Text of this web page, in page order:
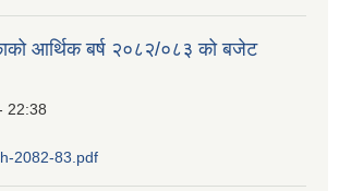
आर्थिक बर्ष २०८२/०८३ को बजेट
22:38
2082-83.pdf